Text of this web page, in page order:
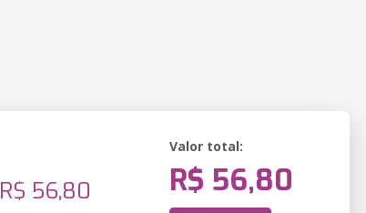
R$ 56,80
Valor total:
R$ 56,80